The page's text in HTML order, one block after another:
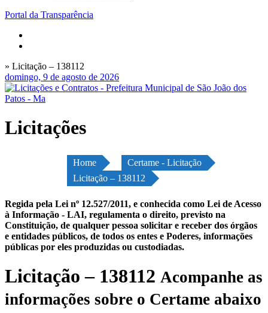
Portal da Transparência
» Licitação – 138112
domingo, 9 de agosto de 2026
Licitações
Home
Certame - Licitação
Licitação – 138112
Regida pela Lei nº 12.527/2011, e conhecida como Lei de Acesso
à Informação - LAI, regulamenta o direito, previsto na
Constituição, de qualquer pessoa solicitar e receber dos órgãos
e entidades públicos, de todos os entes e Poderes, informações
públicas por eles produzidas ou custodiadas.
Licitação – 138112 Acompanhe as
informações sobre o Certame abaixo